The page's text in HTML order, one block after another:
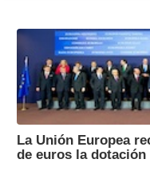
La Unión Europea
de euros la